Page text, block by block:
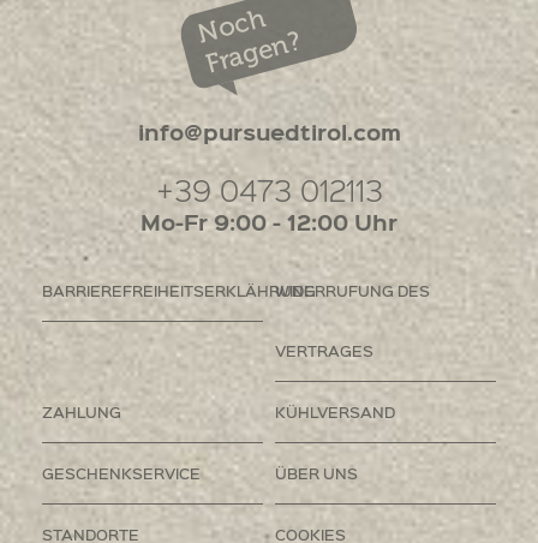
Noch
Fragen?
info@pursuedtirol.com
+39 0473 012113
Mo-Fr 9:00 - 12:00 Uhr
BARRIEREFREIHEITSERKLÄHRUNGWIDERRUFUNG DES
VERTRAGES
ZAHLUNG KÜHLVERSAND
GESCHENKSERVICE ÜBER UNS
STANDORTE COOKIES